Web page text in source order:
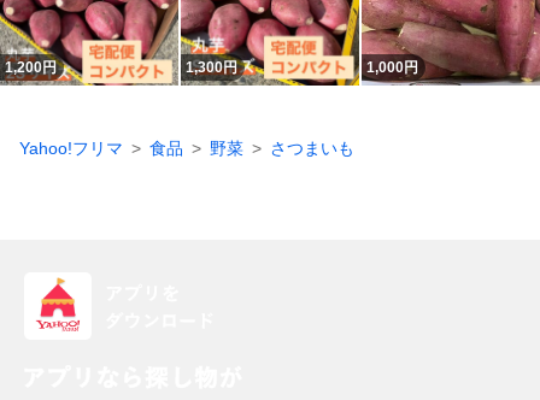
1,200円 1,300円 1,000円
Yahoo!フリマ 食品 野菜 さつまいも